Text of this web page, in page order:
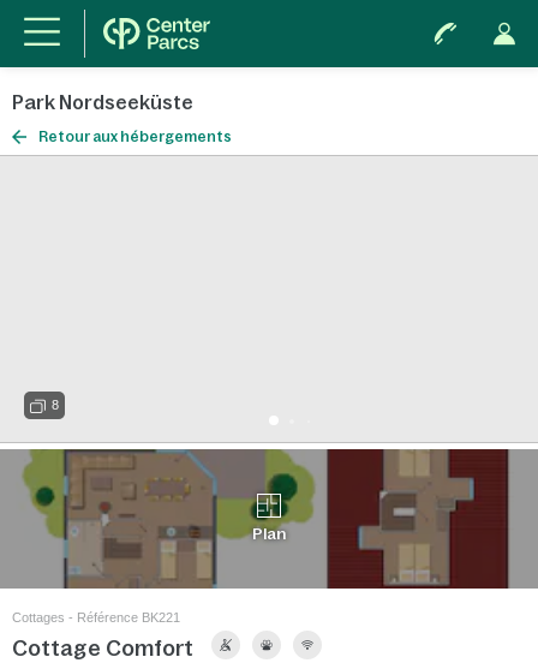
Park Nordseeküste
Retour aux hébergements
8
Plan
Cottages - Référence BK221
Cottage Comfort